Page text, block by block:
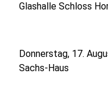
Glashalle Schloss
Donnerstag, 17.
Sachs-Haus